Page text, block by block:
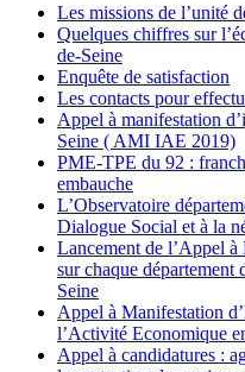
Les missions de l’unité
Quelques chiffres sur
de-Seine
Enquête de satisfaction
Les contacts pour
Appel à manifestation
Seine ( AMI IAE 2019)
PME-TPE du 92 :
embauche
L’Observatoire
Dialogue Social et à la
Lancement de l’Appel
sur chaque département
Seine
Appel à Manifestation
l’Activité Economique
Appel à candidatures :